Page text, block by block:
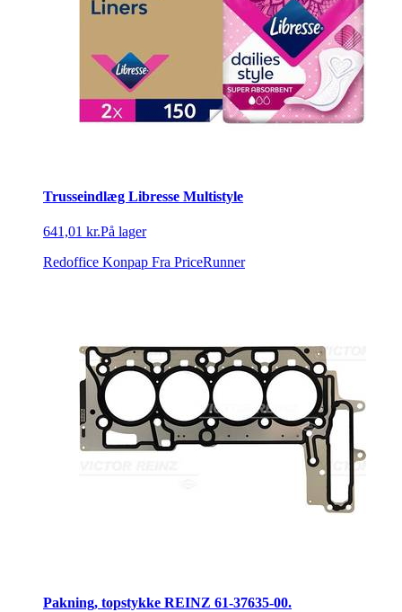
Trusseindlæg Libresse Multistyle
641,01 kr.På lager
Redoffice Konpap Fra PriceRunner
Pakning, topstykke REINZ 61-37635-00.